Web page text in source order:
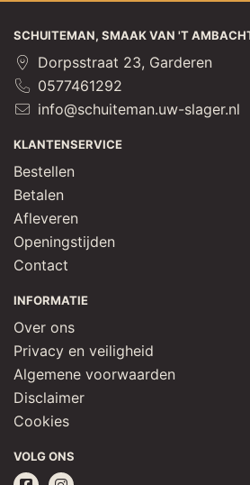
SCHUITEMAN, SMAAK VAN 'T
Dorpsstraat 23, Garderen
0577461292
info@schuiteman.uw-slager.nl
KLANTENSERVICE
Bestellen
Betalen
Afleveren
Openingstijden
Contact
INFORMATIE
Over ons
Privacy en veiligheid
Algemene voorwaarden
Disclaimer
Cookies
VOLG ONS